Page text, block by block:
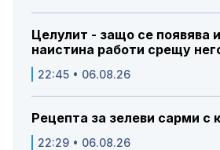
Целулит - защо се появява
наистина работи срещу
22:45 • 06.08.26
Рецепта за зелеви сарми с
22:29 • 06.08.26